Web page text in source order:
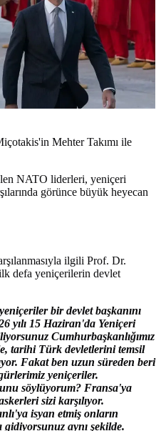
Mehter Takımı ile
NATO liderleri, yeniçeri
görünce büyük heyecan
ilgili Prof. Dr.
defa yeniçerilerin devlet
bir devlet başkanını
yılı 15 Haziran'da Yeniçeri
Cumhurbaşkanlığımız
tarihi Türk devletlerini temsil
Fakat ben uzun süreden beri
yeniçeriler.
söylüyorum? Fransa'ya
sizi karşılıyor.
isyan etmiş onların
aynı şekilde.